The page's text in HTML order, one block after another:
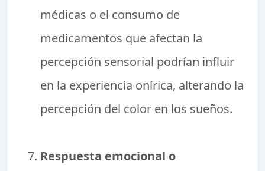
médicas o el consumo de
medicamentos que afectan la
percepción sensorial podrían influir
en la experiencia onírica, alterando la
percepción del color en los sueños.
Respuesta emocional o